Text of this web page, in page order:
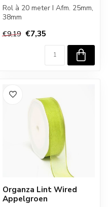
Rol à 20 meter I Afm. 25mm,
38mm
€9,19 €7,35
Organza Lint Wired
Appelgroen